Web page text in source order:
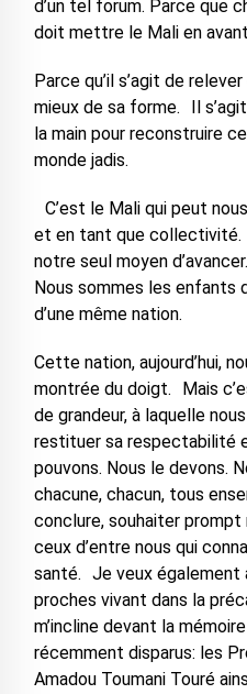
d’un tel forum. Parce que
doit mettre le Mali en
Parce qu’il s’agit de
mieux de sa forme. Il
la main pour reconstruire
monde jadis.
C’est le Mali qui peut
et en tant que
notre seul moyen
Nous sommes les enfants
d’une même nation.
Cette nation, aujourd’hui,
montrée du doigt. Mais
de grandeur, à laquelle
restituer sa respectabilité
pouvons. Nous le devons.
chacune, chacun, tous
conclure, souhaiter
ceux d’entre nous qui
santé. Je veux également
proches vivant dans la
m’incline devant la
récemment disparus: les
Amadou Toumani Touré